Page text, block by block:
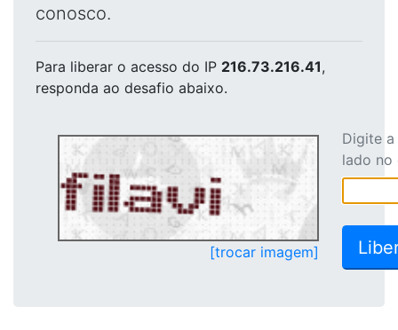
conosco.
Para liberar o acesso do IP 216.73.216.41,
responda ao desafio abaixo.
[trocar imagem]
Digite
lado no